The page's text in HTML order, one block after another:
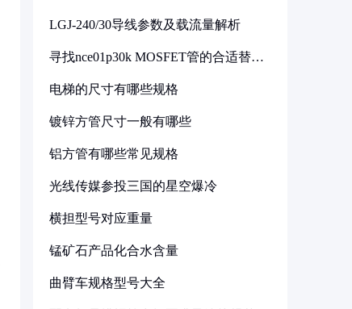
LGJ-240/30导线参数及载流量解析
寻找nce01p30k MOSFET管的合适替代
电梯的尺寸有哪些规格
镀锌方管尺寸一般有哪些
铝方管有哪些常见规格
光线传媒参投三国的星空爆冷
横担型号对应重量
锰矿石产品化合水含量
曲臂车规格型号大全